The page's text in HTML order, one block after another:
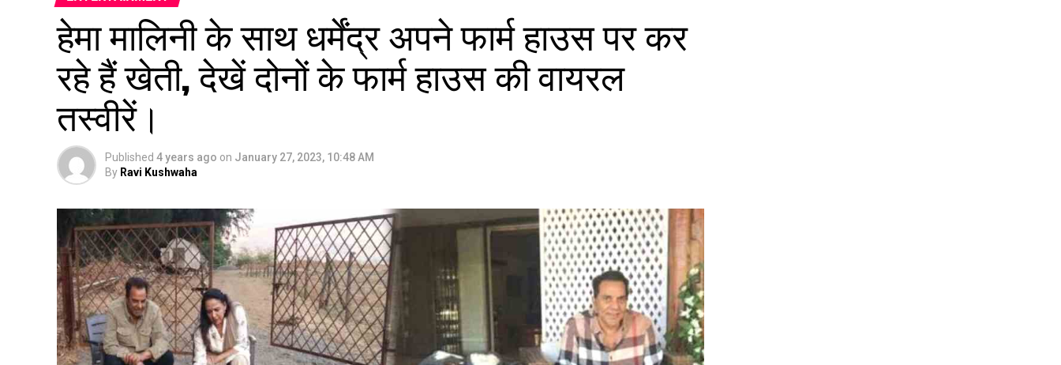
हेमा मालिनी के साथ धर्मेंद्र अपने फार्म हाउस पर कर
रहे हैं खेती, देखें दोनों के फार्म हाउस की वायरल
तस्वीरें।
Published 4 years ago on January 27, 2023, 10:48 AM
By Ravi Kushwaha